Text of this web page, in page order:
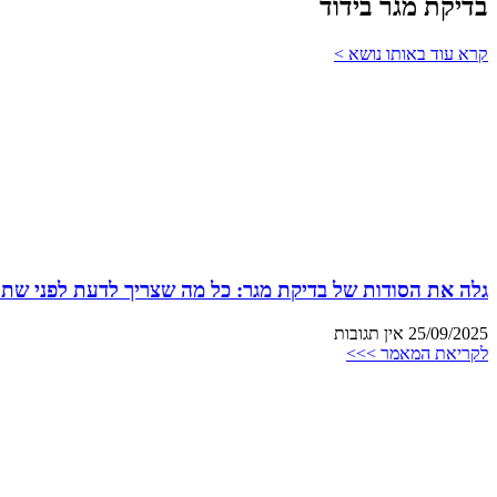
בדיקת מגר בידוד
קרא עוד באותו נושא >
גלה את הסודות של בדיקת מגר: כל מה שצריך לדעת לפני
25/09/2025 אין תגובות
לקריאת המאמר >>>